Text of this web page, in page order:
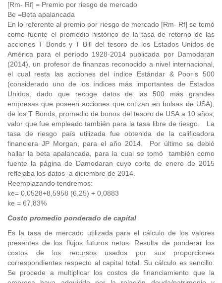
[Rm- Rf] = Premio por riesgo de mercado
Be =Beta apalancada
En lo referente al premio por riesgo de mercado [Rm- Rf] se tomó
como fuente el promedio histórico de la tasa de retorno de las
acciones T Bonds y T Bill del tesoro de los Estados Unidos de
América para el período 1928-2014 publicada por Damodaran
(2014), un profesor de finanzas reconocido a nivel internacional,
el cual resta las acciones del índice Estándar & Poor’s 500
(considerado uno de los índices más importantes de Estados
Unidos, dado que recoge datos de las 500 más grandes
empresas que poseen acciones que cotizan en bolsas de USA),
de los T Bonds, promedio de bonos del tesoro de USA a 10 años,
valor que fue empleado también para la tasa libre de riesgo. La
tasa de riesgo país utilizada fue obtenida de la calificadora
financiera JP Morgan, para el año 2014. Por último se debió
hallar la beta apalancada, para la cual se tomó también como
fuente la página de Damodaran cuyo corte de enero de 2015
reflejaba los datos a diciembre de 2014.
Reemplazando tendremos:
ke= 0,0528+8,5958 (6,25) + 0,0883
ke = 67,83%
Costo promedio ponderado de capital
Es la tasa de mercado utilizada para el cálculo de los valores
presentes de los flujos futuros netos. Resulta de ponderar los
costos de los recursos usados por sus proporciones
correspondientes respecto al capital total. Su cálculo es sencillo:
Se procede a multiplicar los costos de financiamiento que la